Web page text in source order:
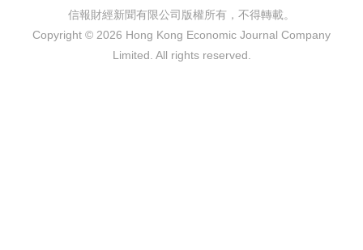
信報財經新聞有限公司版權所有，不得轉載。
Copyright © 2026 Hong Kong Economic Journal Company
Limited. All rights reserved.